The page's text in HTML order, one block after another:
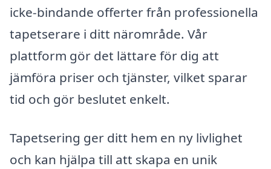
icke-bindande offerter från professionella
tapetserare i ditt närområde. Vår
plattform gör det lättare för dig att
jämföra priser och tjänster, vilket sparar
tid och gör beslutet enkelt.
Tapetsering ger ditt hem en ny livlighet
och kan hjälpa till att skapa en unik